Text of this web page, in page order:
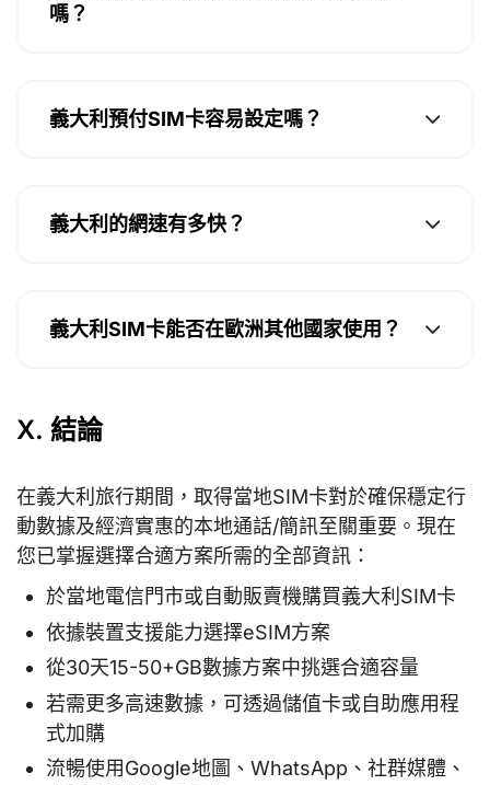
嗎？
義大利預付SIM卡容易設定嗎？
義大利的網速有多快？
義大利SIM卡能否在歐洲其他國家使用？
X. 結論
在義大利旅行期間，取得當地SIM卡對於確保穩定行
動數據及經濟實惠的本地通話/簡訊至關重要。現在
您已掌握選擇合適方案所需的全部資訊：
於當地電信門市或自動販賣機購買義大利SIM卡
依據裝置支援能力選擇eSIM方案
從30天15-50+GB數據方案中挑選合適容量
若需更多高速數據，可透過儲值卡或自助應用程
式加購
流暢使用Google地圖、WhatsApp、社群媒體、